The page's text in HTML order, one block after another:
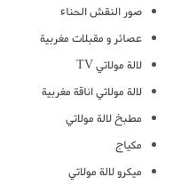
صور النقش الحناء
عصائر و مقبلات مغربية
لالة مولاتي TV
لالة مولاتي اناقة مغربية
مطبخ لالة مولاتي
مكياج
ميكرو لالة مولاتي